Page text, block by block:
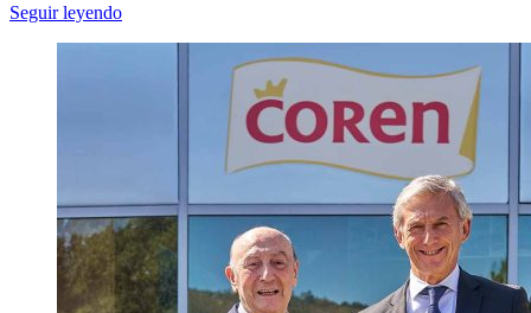
Seguir leyendo